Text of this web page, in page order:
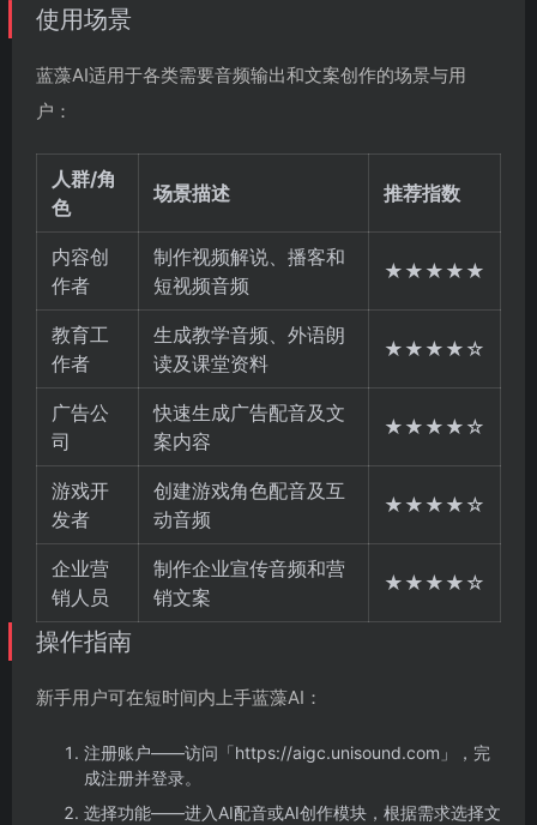
使用场景
蓝藻AI适用于各类需要音频输出和文案创作的场景与用
户：
人群/角
色
场景描述 推荐指数
内容创
作者
制作视频解说、播客和
短视频音频
★★★★★
教育工
作者
生成教学音频、外语朗
读及课堂资料
★★★★☆
广告公
司
快速生成广告配音及文
案内容
★★★★☆
游戏开
发者
创建游戏角色配音及互
动音频
★★★★☆
企业营
销人员
制作企业宣传音频和营
销文案
★★★★☆
操作指南
新手用户可在短时间内上手蓝藻AI：
注册账户——访问「https://aigc.unisound.com」，完
成注册并登录。
选择功能——进入AI配音或AI创作模块，根据需求选择文